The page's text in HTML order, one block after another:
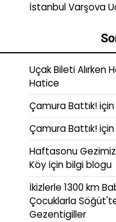
İstanbul Varşova
Uçak Bileti Alırken
Hatice
Çamura Battık!için
Çamura Battık!için
Haftasonu
Köyiçinbilgi blogu
İkizlerle 1300 km
Çocuklarla
Gezentigiller